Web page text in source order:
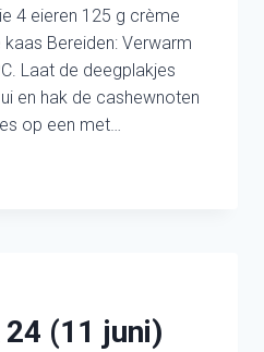
4 eieren 125 g crème
Bereiden: Verwarm
Laat de deegplakjes
en hak de cashewnoten
op een met…
24 (11 juni)